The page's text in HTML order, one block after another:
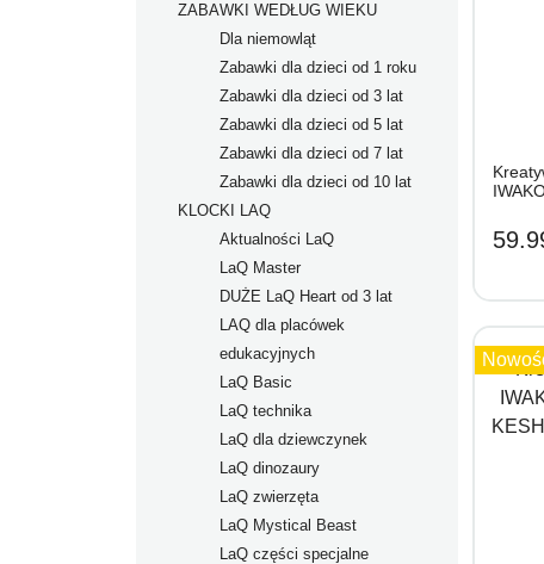
ZABAWKI WEDŁUG WIEKU
Dla niemowląt
Zabawki dla dzieci od 1 roku
Zabawki dla dzieci od 3 lat
Zabawki dla dzieci od 5 lat
Zabawki dla dzieci od 7 lat
Zabawki dla dzieci od 10 lat
KLOCKI LAQ
Aktualności LaQ
LaQ Master
DUŻE LaQ Heart od 3 lat
LAQ dla placówek
edukacyjnych
LaQ Basic
LaQ technika
LaQ dla dziewczynek
LaQ dinozaury
LaQ zwierzęta
LaQ Mystical Beast
LaQ części specjalne